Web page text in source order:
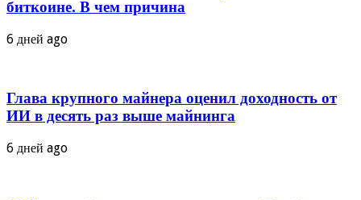
биткоине. В чем причина
6 дней ago
Глава крупного майнера оценил доходность от
ИИ в десять раз выше майнинга
6 дней ago